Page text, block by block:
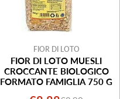
FIOR DI LOTO
FIOR DI LOTO MUESLI
CROCCANTE BIOLOGICO
FORMATO FAMIGLIA 750 G